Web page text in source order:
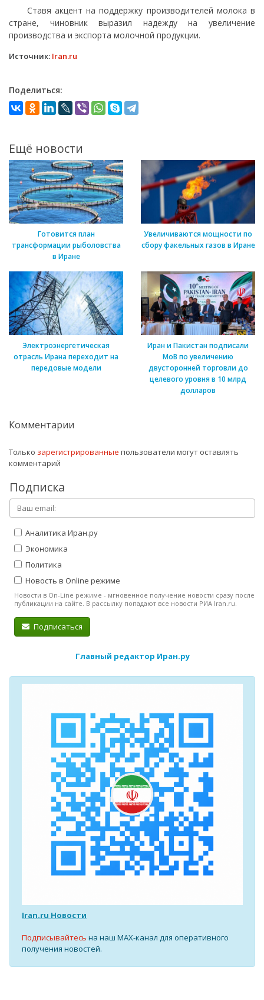
Ставя акцент на поддержку производителей молока в
стране, чиновник выразил надежду на увеличение
производства и экспорта молочной продукции.
Источник: Iran.ru
Поделиться:
Ещё новости
Готовится план
трансформации рыболовства
в Иране
Увеличиваются мощности по
сбору факельных газов в Иране
Электроэнергетическая
отрасль Ирана переходит на
передовые модели
Иран и Пакистан подписали
МоВ по увеличению
двусторонней торговли до
целевого уровня в 10 млрд
долларов
Комментарии
Только зарегистрированные пользователи могут оставлять
комментарий
Подписка
Аналитика Иран.ру
Экономика
Политика
Новость в Online режиме
Новости в On-Line режиме - мгновенное получение новости сразу после
публикации на сайте. В рассылку попадают все новости РИА Iran.ru.
Подписаться
Главный редактор Иран.ру
Iran.ru Новости
Подписывайтесь на наш MAX-канал для оперативного
получения новостей.